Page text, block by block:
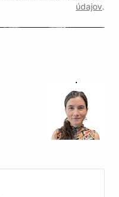
údajov.